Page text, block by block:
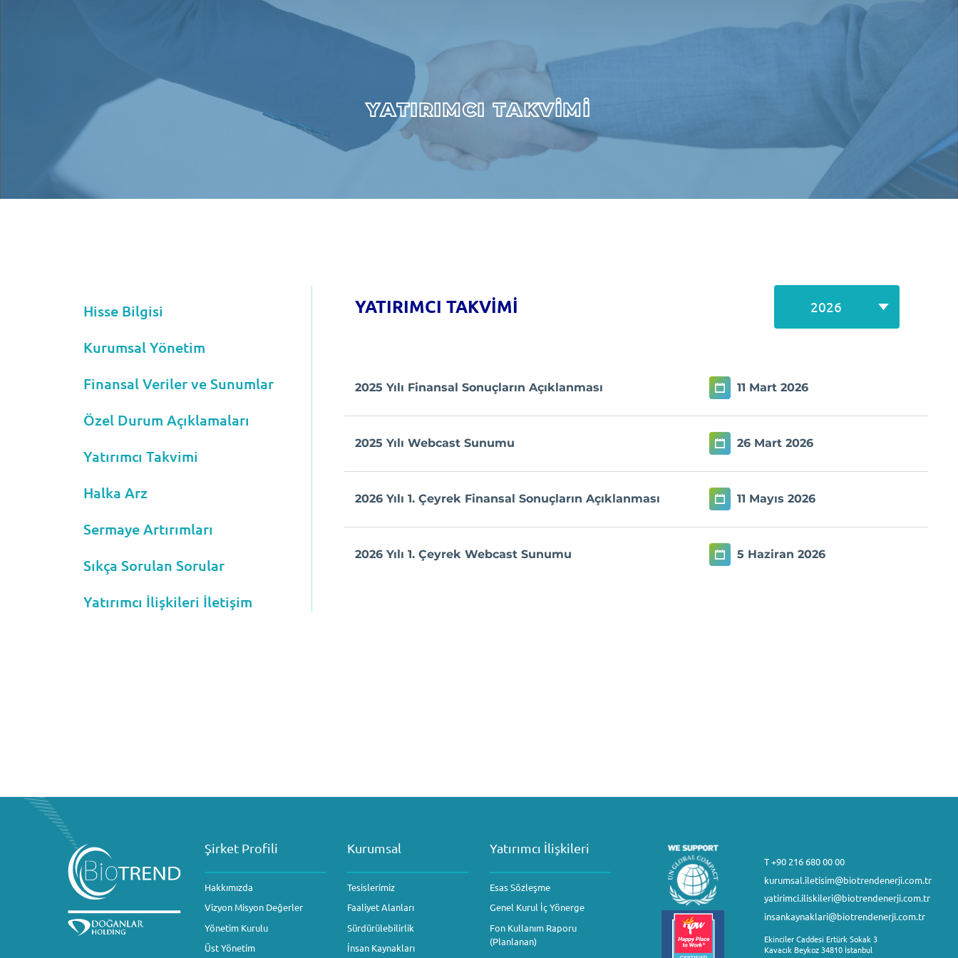
YATIRIMCI TAKVİMİ
Hisse Bilgisi
Kurumsal Yönetim
Finansal Veriler ve Sunumlar
Özel Durum Açıklamaları
Yatırımcı Takvimi
Halka Arz
Sermaye Artırımları
Sıkça Sorulan Sorular
Yatırımcı İlişkileri İletişim
YATIRIMCI TAKVİMİ
2025 Yılı Finansal Sonuçların Açıklanması 11 Mart 2026
2025 Yılı Webcast Sunumu 26 Mart 2026
2026 Yılı 1. Çeyrek Finansal Sonuçların Açıklanması 11 Mayıs 2026
2026 Yılı 1. Çeyrek Webcast Sunumu 5 Haziran 2026
Şirket Profili
Hakkımızda
Vizyon Misyon Değerler
Yönetim Kurulu
Üst Yönetim
Kurumsal
Tesislerimiz
Faaliyet Alanları
Sürdürülebilirlik
İnsan Kaynakları
Yatırımcı İlişkileri
Esas Sözleşme
Genel Kurul İç Yönerge
Fon Kullanım Raporu
(Planlanan)
T +90 216 680 00 00
kurumsal.iletisim@biotrendenerji.com.tr
yatirimci.iliskileri@biotrendenerji.com.tr
insankaynaklari@biotrendenerji.com.tr
Ekinciler Caddesi Ertürk Sokak 3
Kavacık Beykoz 34810 İstanbul